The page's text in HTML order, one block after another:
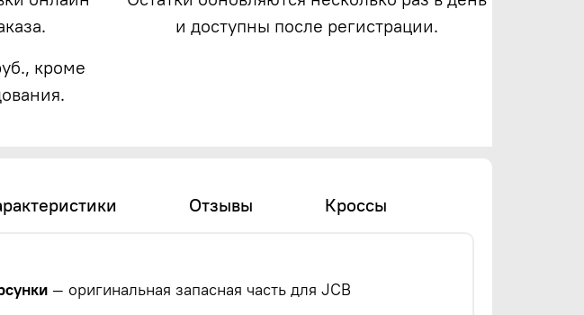
кроме
и доступны после регистрации.
Отзывы Кроссы
— оригинальная запасная часть для JCB